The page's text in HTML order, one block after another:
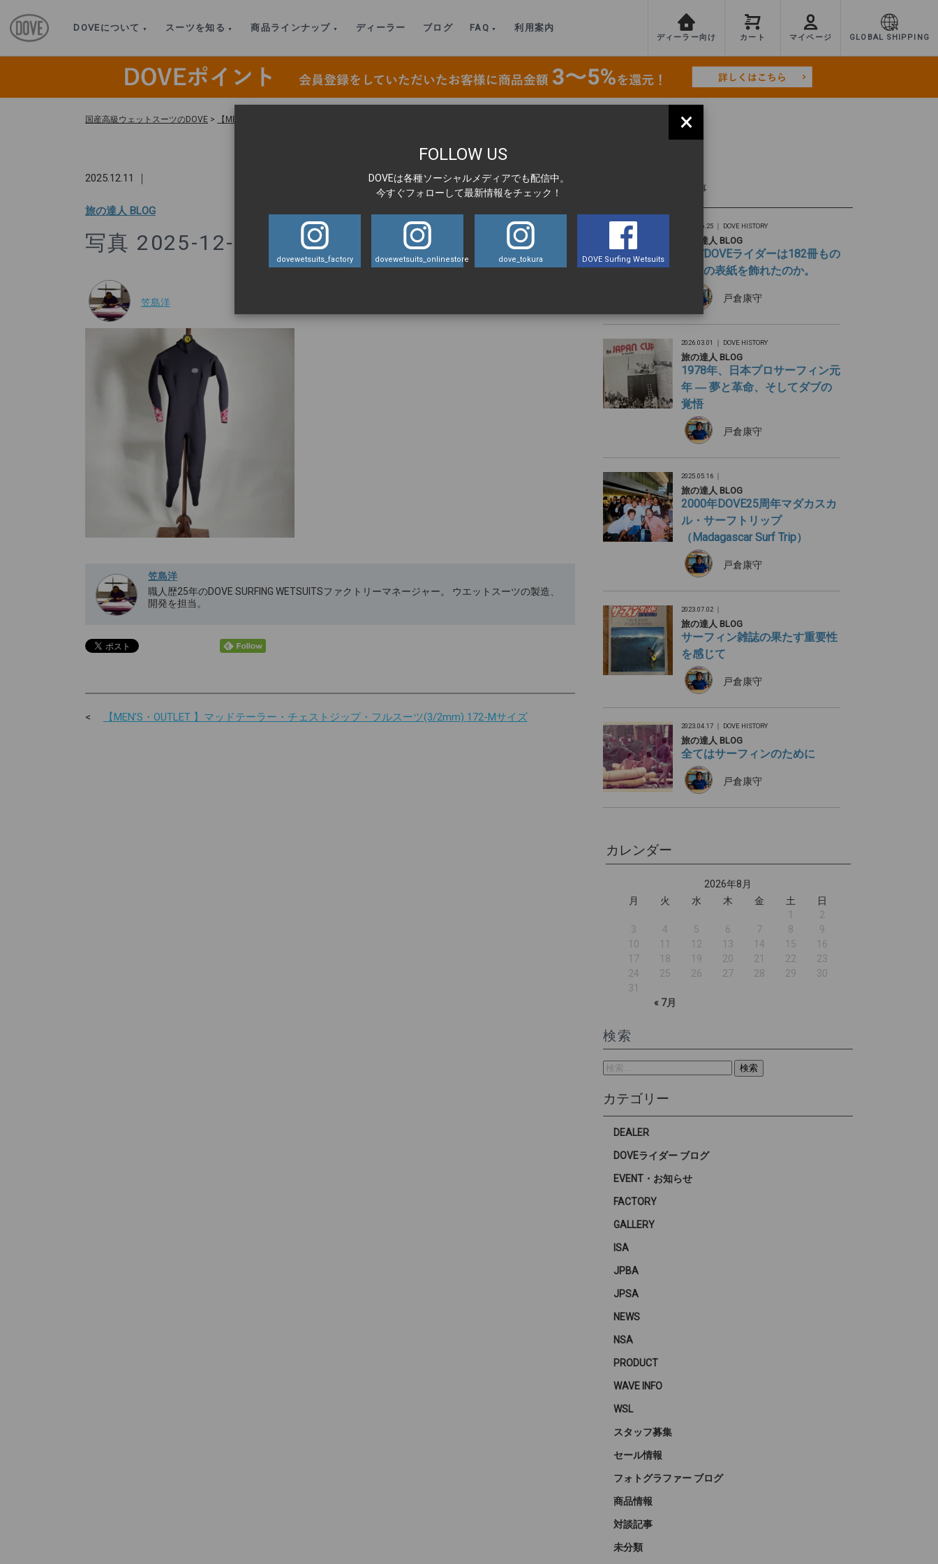
DOVEについて スーツを知る 商品ラインナップ ディーラー ブログ FAQ 利用案内
ディーラー向け カート マイページ GLOBAL SHIPPING
国産高級ウェットスーツのDOVE > 【MEN’S・OUTLET 】マッドテーラー・チェストジップ・フルスーツ(3/2mm) 172-Mサイズ
2025.12.11 ｜
旅の達人 BLOG
写真 2025-12-08 19 42 16 (1)
笠島洋
笠島洋
職人歴25年のDOVE SURFING WETSUITSファクトリーマネージャー。 ウエットスーツの製造、
開発を担当。
【MEN’S・OUTLET 】マッドテーラー・チェストジップ・フルスーツ(3/2mm) 172-Mサイズ
最新記事
2026.06.25 ｜ DOVE HISTORY
旅の達人 BLOG
なぜDOVEライダーは182冊もの
雑誌の表紙を飾れたのか。
戸倉康守
2026.03.01 ｜ DOVE HISTORY
旅の達人 BLOG
1978年、日本プロサーフィン元
年 ― 夢と革命、そしてダブの
覚悟
戸倉康守
2025.05.16 ｜
旅の達人 BLOG
2000年DOVE25周年マダカスカ
ル・サーフトリップ
（Madagascar Surf Trip）
戸倉康守
2023.07.02 ｜
旅の達人 BLOG
サーフィン雑誌の果たす重要性
を感じて
戸倉康守
2023.04.17 ｜ DOVE HISTORY
旅の達人 BLOG
全てはサーフィンのために
戸倉康守
カレンダー
2026年8月
月
火 水 木 金 土 日
« 7月
1
2
3
4 5 6 7 8
9
10
11 12 13 14 15
16
17
18 19 20 21 22
23
24
25 26 27 28 29
30
31
検索
検
索:
カテゴリー
DEALER
DOVEライダー ブログ
EVENT・お知らせ
FACTORY
GALLERY
ISA
JPBA
JPSA
NEWS
NSA
PRODUCT
WAVE INFO
WSL
スタッフ募集
セール情報
フォトグラファー ブログ
商品情報
対談記事
未分類
×
FOLLOW US
DOVEは各種ソーシャルメディアでも配信中。
今すぐフォローして最新情報をチェック！
dovewetsuits_factory dovewetsuits_onlinestore dove_tokura DOVE Surfing Wetsuits